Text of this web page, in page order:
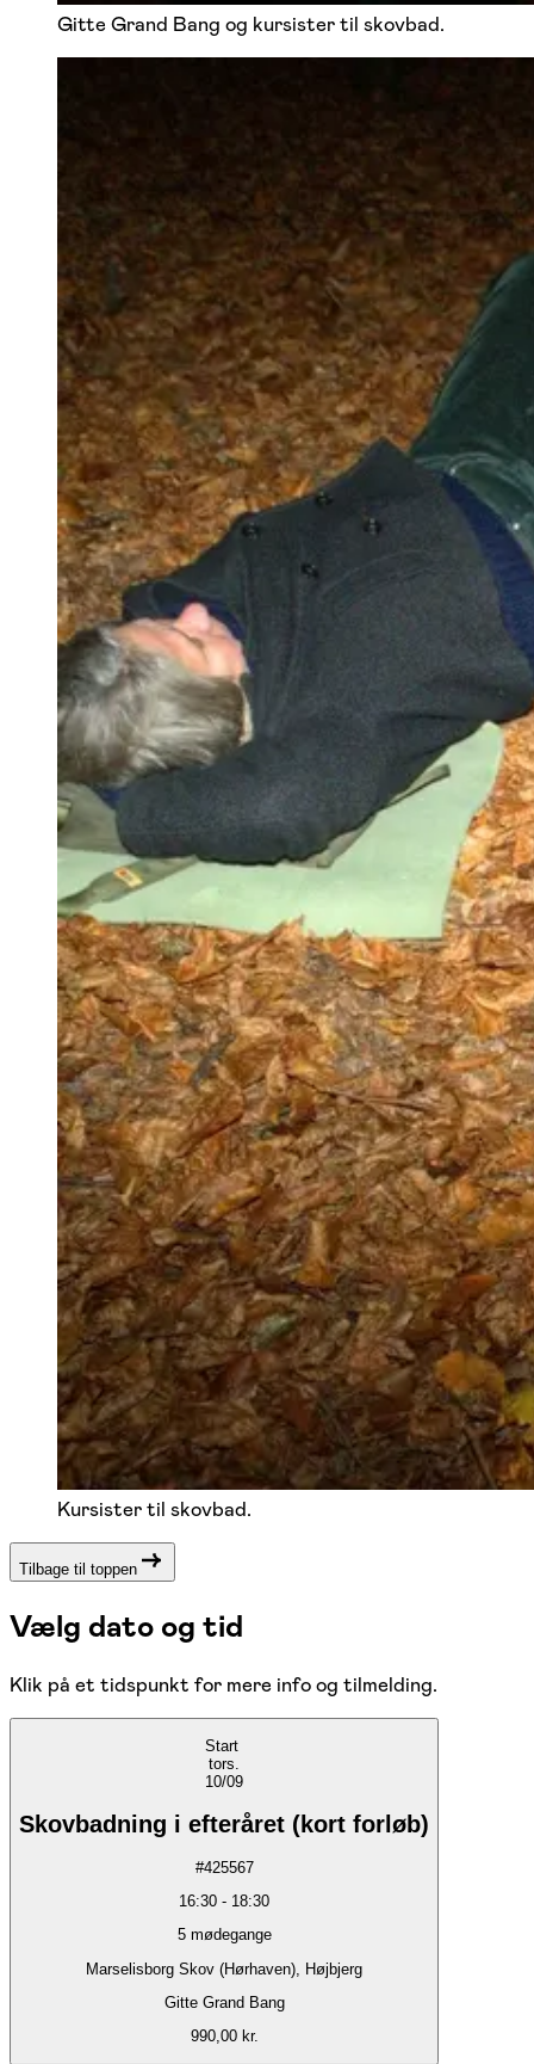
Gitte Grand Bang og kursister til skovbad.
Kursister til skovbad.
Tilbage til toppen
Vælg dato og tid
Klik på et tidspunkt for mere info og tilmelding.
Start
tors.
10/09
Skovbadning i efteråret (kort forløb)
#425567
16:30 - 18:30
5 mødegange
Marselisborg Skov (Hørhaven), Højbjerg
Gitte Grand Bang
990,00 kr.